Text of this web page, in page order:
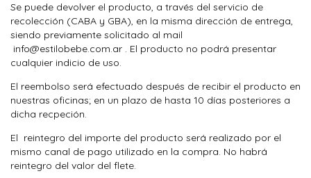
Se puede devolver el producto, a través del servicio de
recolección (CABA y GBA), en la misma dirección de entrega,
siendo previamente solicitado al mail
info@estilobebe.com.ar . El producto no podrá presentar
cualquier indicio de uso.
El reembolso será efectuado después de recibir el producto en
nuestras oficinas; en un plazo de hasta 10 días posteriores a
dicha recpeción.
El reintegro del importe del producto será realizado por el
mismo canal de pago utilizado en la compra. No habrá
reintegro del valor del flete.